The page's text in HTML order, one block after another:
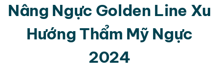
Nâng Ngực Golden Line Xu
Hướng Thẩm Mỹ Ngực
2024